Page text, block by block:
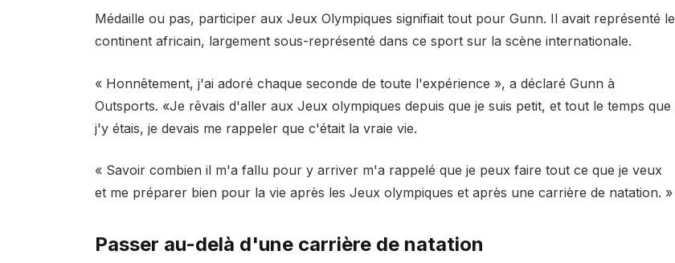
Médaille ou pas, participer aux Jeux Olympiques signifiait tout pour Gunn. Il avait représenté le
continent africain, largement sous-représenté dans ce sport sur la scène internationale.
« Honnêtement, j'ai adoré chaque seconde de toute l'expérience », a déclaré Gunn à
Outsports. «Je rêvais d'aller aux Jeux olympiques depuis que je suis petit, et tout le temps que
j'y étais, je devais me rappeler que c'était la vraie vie.
« Savoir combien il m'a fallu pour y arriver m'a rappelé que je peux faire tout ce que je veux
et me préparer bien pour la vie après les Jeux olympiques et après une carrière de natation. »
Passer au-delà d'une carrière de natation